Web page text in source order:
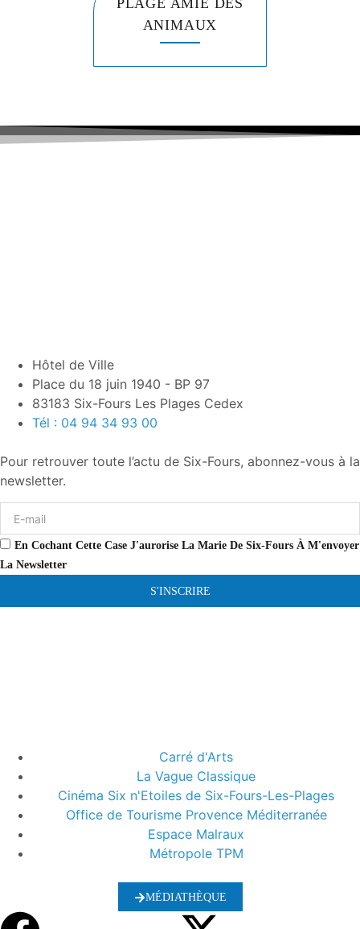
PLAGE AMIE DES
ANIMAUX
Hôtel de Ville
Place du 18 juin 1940 - BP 97
83183 Six-Fours Les Plages Cedex
Tél : 04 94 34 93 00
Pour retrouver toute l’actu de Six-Fours, abonnez-vous à la
newsletter.
En Cochant Cette Case J'aurorise La Marie De Six-Fours À M'envoyer
La Newsletter
S'INSCRIRE
Carré d'Arts
La Vague Classique
Cinéma Six n'Etoiles de Six-Fours-Les-Plages
Office de Tourisme Provence Méditerranée
Espace Malraux
Métropole TPM
MÉDIATHÈQUE